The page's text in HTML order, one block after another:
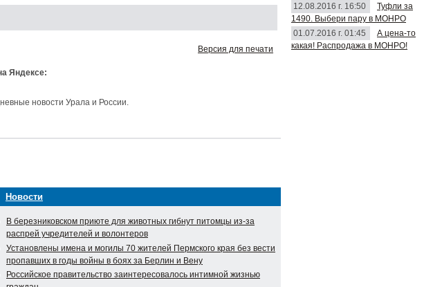
Версия для печати
Яндексе:
новости Урала и России.
Новости
В березниковском приюте для животных гибнут питомцы из-за
распрей учредителей и волонтеров
Установлены имена и могилы 70 жителей Пермского края без вести
пропавших в годы войны в боях за Берлин и Вену
Российское правительство заинтересовалось интимной жизнью
12.08.2016 г. 16:50
Туфли за
1490. Выбери пару в МОНРО
01.07.2016 г. 01:45
А цена-то
какая! Распродажа в МОНРО!